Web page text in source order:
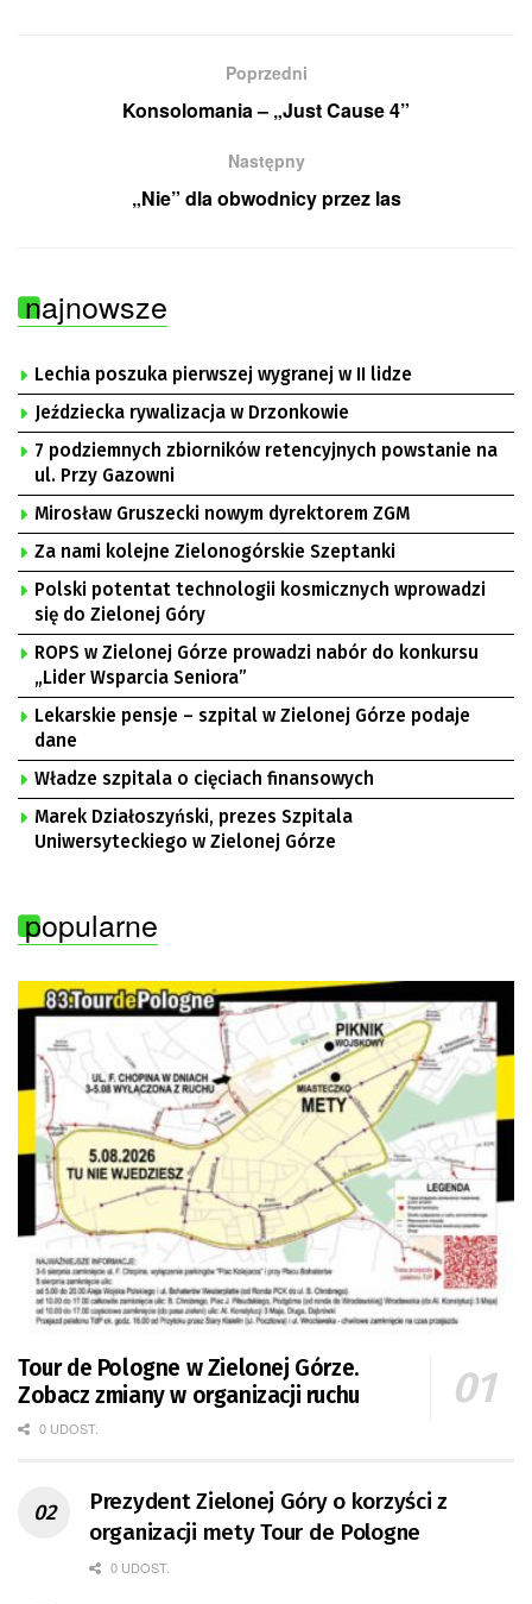
Poprzedni
Konsolomania – „Just Cause 4”
Następny
„Nie” dla obwodnicy przez las
najnowsze
Lechia poszuka pierwszej wygranej w II lidze
Jeździecka rywalizacja w Drzonkowie
7 podziemnych zbiorników retencyjnych powstanie na
ul. Przy Gazowni
Mirosław Gruszecki nowym dyrektorem ZGM
Za nami kolejne Zielonogórskie Szeptanki
Polski potentat technologii kosmicznych wprowadzi
się do Zielonej Góry
ROPS w Zielonej Górze prowadzi nabór do konkursu
„Lider Wsparcia Seniora”
Lekarskie pensje – szpital w Zielonej Górze podaje
dane
Władze szpitala o cięciach finansowych
Marek Działoszyński, prezes Szpitala
Uniwersyteckiego w Zielonej Górze
popularne
Tour de Pologne w Zielonej Górze.
Zobacz zmiany w organizacji ruchu
0 UDOST.
Prezydent Zielonej Góry o korzyści z
organizacji mety Tour de Pologne
0 UDOST.